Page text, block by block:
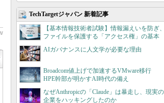
TechTargetジャパン 新着記事
【基本情報技術者試験】情報漏えいを防ぎ、
ファイルを保護する「アクセス権」の基本
AIガバナンスに人文学が必要な理由
Broadcom値上げで加速するVMware移行
HPE幹部が明かすAI時代の備え
なぜAnthropicの「Claude」は暴走し、現実の
企業をハッキングしたのか